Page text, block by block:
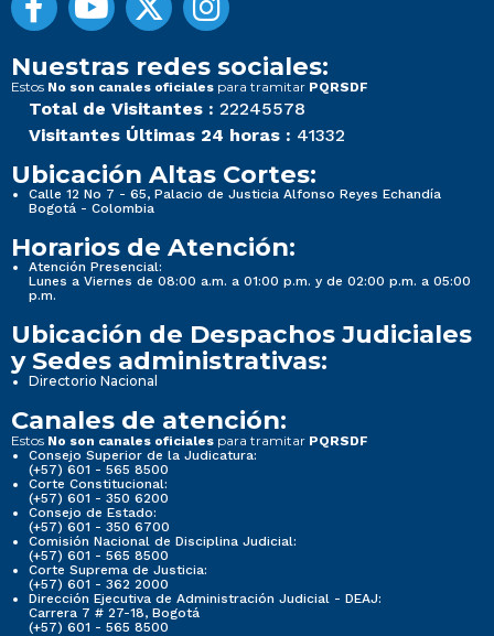
Nuestras redes sociales:
Estos No son canales oficiales para tramitar PQRSDF
Total de Visitantes : 22245578
Visitantes Últimas 24 horas : 41332
Ubicación Altas Cortes:
Calle 12 No 7 - 65, Palacio de Justicia Alfonso Reyes Echandía
Bogotá - Colombia
Horarios de Atención:
Atención Presencial:
Lunes a Viernes de 08:00 a.m. a 01:00 p.m. y de 02:00 p.m. a 05:00
p.m.
Ubicación de Despachos Judiciales
y Sedes administrativas:
Directorio Nacional
Canales de atención:
Estos No son canales oficiales para tramitar PQRSDF
Consejo Superior de la Judicatura:
(+57) 601 - 565 8500
Corte Constitucional:
(+57) 601 - 350 6200
Consejo de Estado:
(+57) 601 - 350 6700
Comisión Nacional de Disciplina Judicial:
(+57) 601 - 565 8500
Corte Suprema de Justicia:
(+57) 601 - 362 2000
Dirección Ejecutiva de Administración Judicial - DEAJ:
Carrera 7 # 27-18, Bogotá
(+57) 601 - 565 8500